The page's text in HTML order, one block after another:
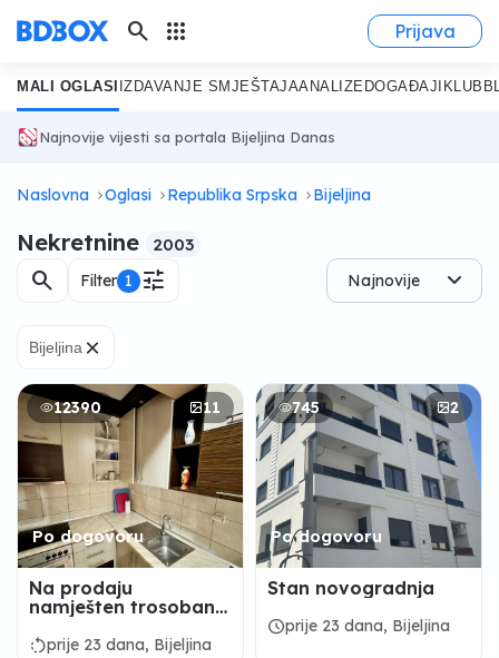
search apps Prijava
MALI OGLASI IZDAVANJE SMJEŠTAJAANALIZE DOGAĐAJI KLUB
Najnovije vijesti sa portala Bijeljina Danas
Naslovna Oglasi Republika Srpska Bijeljina
Nekretnine 2003
search Filter 1 tune Najnovije
Bijeljina×
12390 11
Po dogovoru
Na prodaju
namješten trosoban
BN
rotate_leftprije 23 dana, Bijeljina
745 2
Po dogovoru
Stan novogradnja
scheduleprije 23 dana, Bijeljina